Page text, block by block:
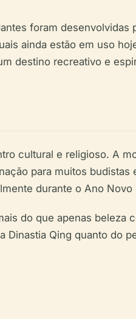
foram desenvolvidas
ainda estão em uso
destino recreativo e
cultural e religioso. A
para muitos
durante o Ano
do que apenas beleza
Qing quanto do